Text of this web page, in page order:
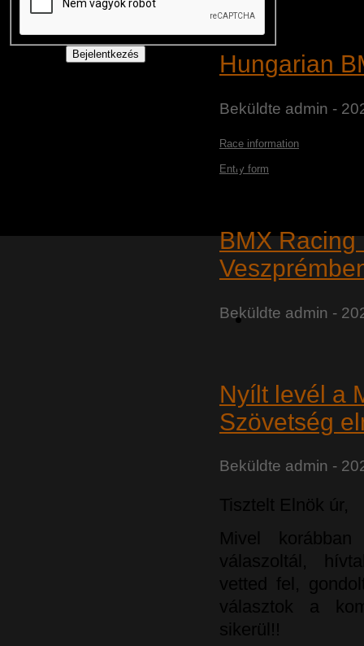
Hungarian
Beküldte admin -
Race information
Entry form
BMX Racing
Beküldte admin -
Nyílt levél a
Szövetség
Beküldte admin -
Tisztelt Elnök úr,
Mivel
válaszoltál,
vetted fel,
választok a
sikerül!!